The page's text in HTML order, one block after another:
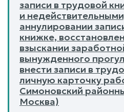
записи в трудовой
и
аннулировании
книжке,
взыскании
вынужденного
внести записи в
личную карточку
Симоновский
Москва)